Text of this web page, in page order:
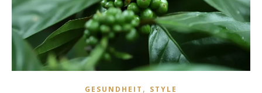
GESUNDHEIT , STYLE